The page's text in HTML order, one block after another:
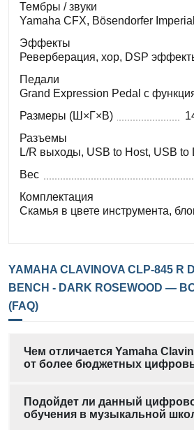
Тембры / звуки
Yamaha CFX, Bösendorfer
Эффекты
Реверберация, хор, DSP
Педали
Grand Expression Pedal с
Размеры (Ш×Г×В)
Разъемы
L/R выходы, USB to Host, USB
Вес
Комплектация
Скамья в цвете инструмента,
YAMAHA CLAVINOVA CLP-845 R
BENCH - DARK ROSEWOOD
(FAQ)
Чем отличается Yamaha
от более бюджетных
Подойдет ли данный
обучения в музыкальной